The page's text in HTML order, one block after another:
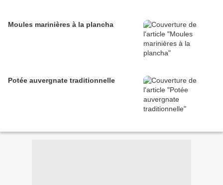
Moules marinières à la plancha
Potée auvergnate traditionnelle